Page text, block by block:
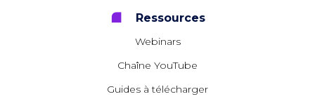
Ressources
Webinars
Chaîne YouTube
Guides à télécharger